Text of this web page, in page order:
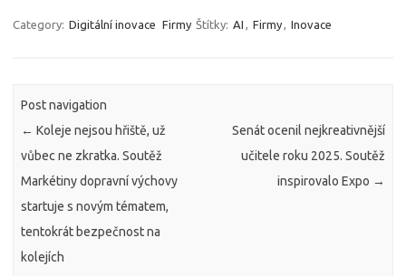
Category: Digitální inovace Firmy Štítky: AI , Firmy, Inovace
Post navigation
← Koleje nejsou hřiště, už
vůbec ne zkratka. Soutěž
Markétiny dopravní výchovy
startuje s novým tématem,
tentokrát bezpečnost na
kolejích
Senát ocenil nejkreativnější
učitele roku 2025. Soutěž
inspirovalo Expo →